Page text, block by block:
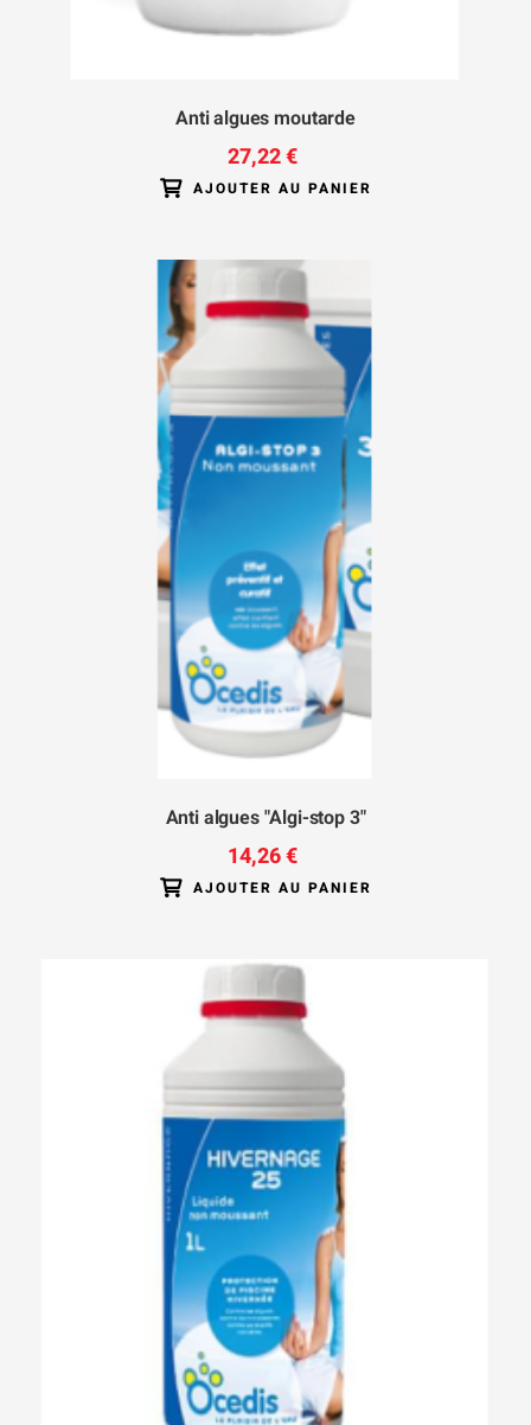
Anti algues moutarde
27,22 €
AJOUTER AU PANIER
Anti algues "Algi-stop 3"
14,26 €
AJOUTER AU PANIER